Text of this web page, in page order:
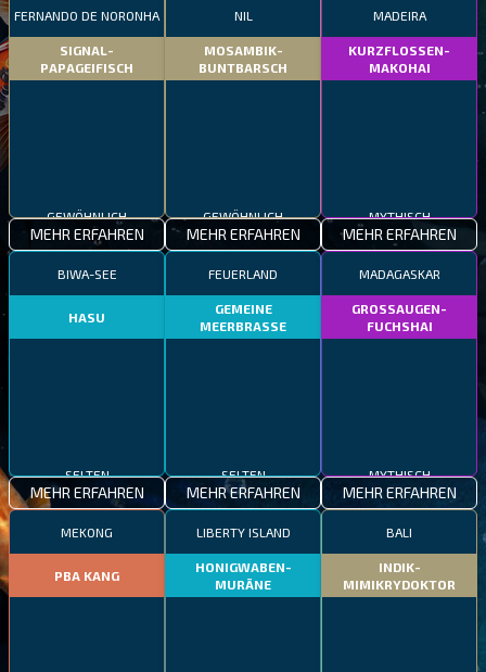
FERNANDO DE NORONHA
SIGNAL-
PAPAGEIFISCH
MEHR ERFAHREN
NIL
MOSAMBIK-
BUNTBARSCH
MEHR ERFAHREN
MADEIRA
KURZFLOSSEN-
MAKOHAI
MEHR ERFAHREN
BIWA-SEE
HASU
MEHR ERFAHREN
FEUERLAND
GEMEINE
MEERBRASSE
MEHR ERFAHREN
MADAGASKAR
GROSSAUGEN-
FUCHSHAI
MEHR ERFAHREN
MEKONG
PBA KANG
LIBERTY ISLAND
HONIGWABEN-
MURÄNE
BALI
INDIK-
MIMIKRYDOKTOR